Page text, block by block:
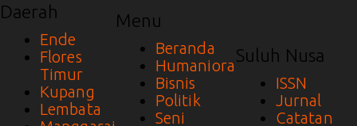
Daerah
Ende
Flores
Timur
Kupang
Lembata
Menu
Beranda
Humaniora
Bisnis
Politik
Seni
Suluh Nusa
ISSN
Jurnal
Catatan